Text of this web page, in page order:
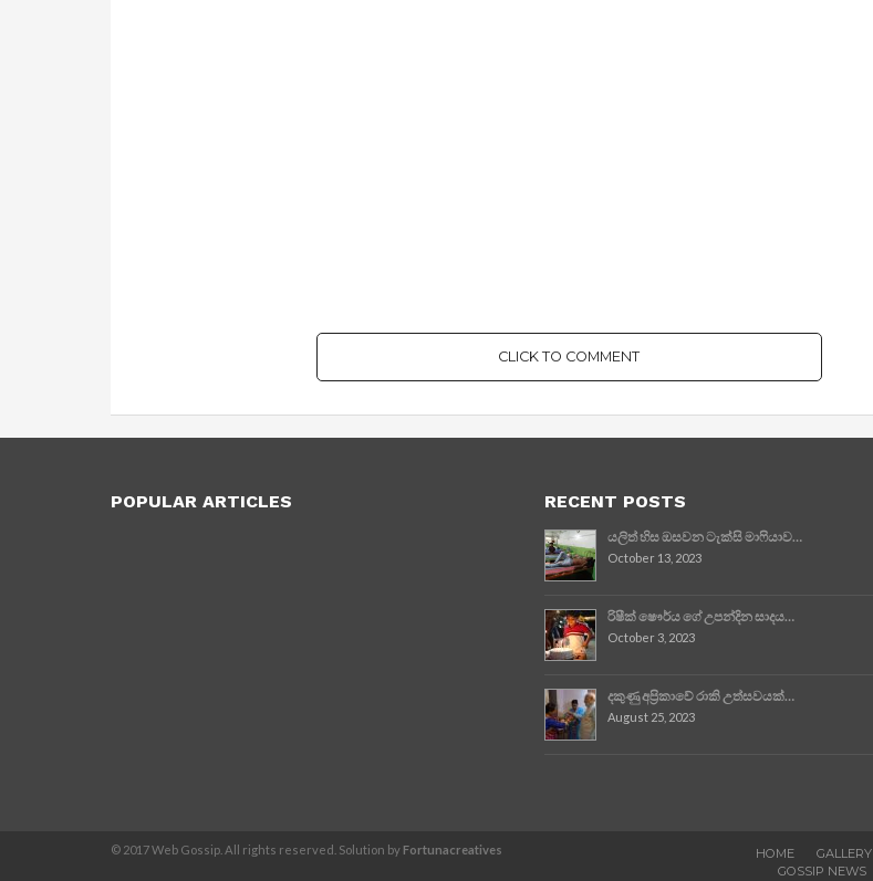
CLICK TO COMMENT
POPULAR ARTICLES RECENT POSTS
යලිත් හිස ඔසවන ටැක්සි මාෆියාව…
October 13, 2023
රිෂීක් ෂෞර්ය ගේ උපන්දින සාදය…
October 3, 2023
දකුණු අප්‍රිකාවේ රාකි උත්සවයක්…
August 25, 2023
HOME GALLERY
GOSSIP NEWS
© 2017 Web Gossip. All rights reserved. Solution by Fortunacreatives